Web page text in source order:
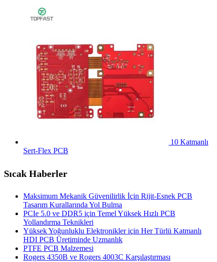
10 Katmanlı
Sert-Flex PCB
Sıcak Haberler
Maksimum Mekanik Güvenilirlik İçin Rijit-Esnek PCB
Tasarım Kurallarında Yol Bulma
PCIe 5.0 ve DDR5 için Temel Yüksek Hızlı PCB
Yollandırma Teknikleri
Yüksek Yoğunluklu Elektronikler için Her Türlü Katmanlı
HDI PCB Üretiminde Uzmanlık
PTFE PCB Malzemesi
Rogers 4350B ve Rogers 4003C Karşılaştırması